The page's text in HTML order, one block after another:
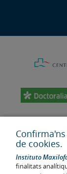
de cookies.
Instituto
finalitats